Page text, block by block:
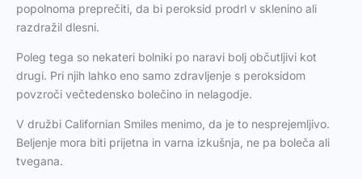
popolnoma preprečiti, da bi peroksid prodrl v sklenino ali
razdražil dlesni.
Poleg tega so nekateri bolniki po naravi bolj občutljivi kot
drugi. Pri njih lahko eno samo zdravljenje s peroksidom
povzroči večtedensko bolečino in nelagodje.
V družbi Californian Smiles menimo, da je to nesprejemljivo.
Beljenje mora biti prijetna in varna izkušnja, ne pa boleča ali
tvegana.